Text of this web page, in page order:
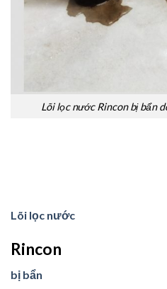
Lõi lọc nước Rincon bị bẩn
Lõi lọc nước
Rincon
bị bẩn